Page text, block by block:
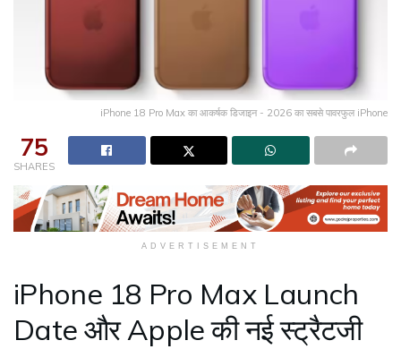
iPhone 18 Pro Max का आकर्षक डिजाइन - 2026 का सबसे पावरफुल iPhone
75
SHARES
ADVERTISEMENT
iPhone 18 Pro Max Launch
Date और Apple की नई स्ट्रैटजी